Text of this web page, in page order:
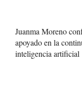
Juanma Moreno
apoyado en la
inteligencia artificial